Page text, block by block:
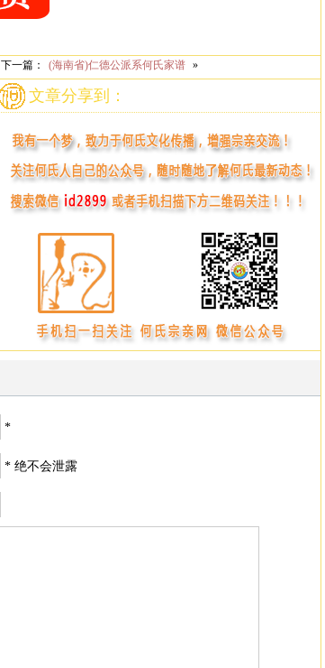
下一篇： (海南省)仁德公派系何氏家谱 »
文章分享到：
*
* 绝不会泄露